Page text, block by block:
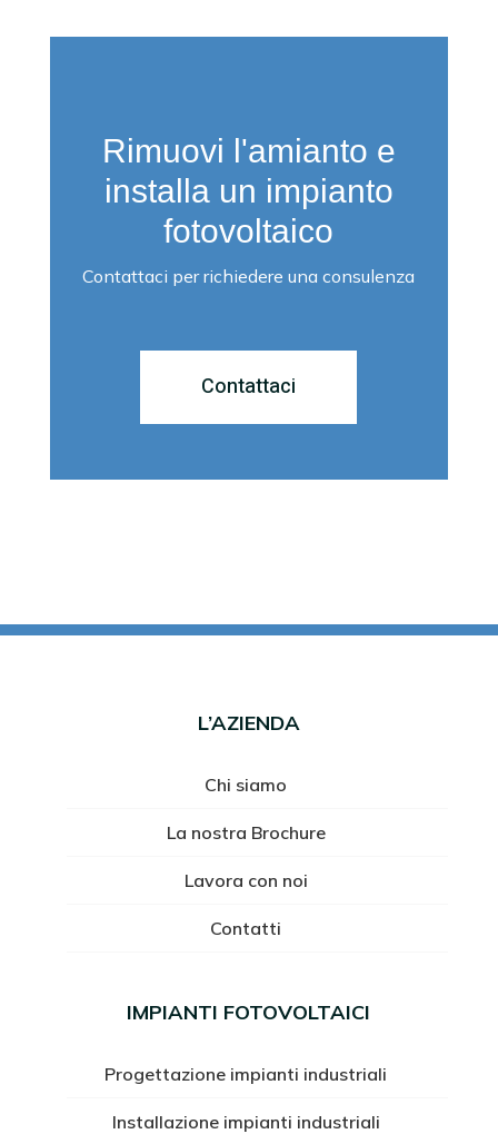
Rimuovi l'amianto e
installa un impianto
fotovoltaico
Contattaci per richiedere una consulenza
Contattaci
L’AZIENDA
Chi siamo
La nostra Brochure
Lavora con noi
Contatti
IMPIANTI FOTOVOLTAICI
Progettazione impianti industriali
Installazione impianti industriali